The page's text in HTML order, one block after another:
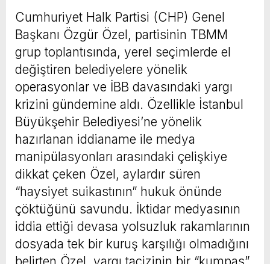
Cumhuriyet Halk Partisi (CHP) Genel
Başkanı Özgür Özel, partisinin TBMM
grup toplantısında, yerel seçimlerde el
değiştiren belediyelere yönelik
operasyonlar ve İBB davasındaki yargı
krizini gündemine aldı. Özellikle İstanbul
Büyükşehir Belediyesi’ne yönelik
hazırlanan iddianame ile medya
manipülasyonları arasındaki çelişkiye
dikkat çeken Özel, aylardır süren
“haysiyet suikastının” hukuk önünde
çöktüğünü savundu. İktidar medyasının
iddia ettiği devasa yolsuzluk rakamlarının
dosyada tek bir kuruş karşılığı olmadığını